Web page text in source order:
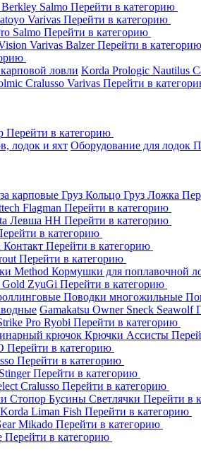
Berkley Salmo Перейти в категорию
Varivas Перейти в категорию
Salmo Перейти в категорию
Varivas BalzerПерейти в категорию
ловли Korda Prologic Nautilus
Cralusso Varivas Перейти в
Перейти в категорию
лодок и яхт Оборудование для лодок
карповые Груз Кольцо Груз Ложка
Flagman Перейти в категорию
Левша НН Перейти в категорию
в категорию
Контакт Перейти в категорию
Перейти в категорию
Method Кормушки для поплавочной
Gold ZyuGi Перейти в категорию
Поводки многожильные
Gamakatsu Owner Sneck Seawolf
Pro Ryobi Перейти в категорию
крючок Крючки Ассисты
Перейти в категорию
Перейти в категорию
StingerПерейти в категорию
Cralusso Перейти в категорию
Стопор Бусины Светлячки Перейти в
Korda Liman Fish Перейти в категорию
Mikado Перейти в категорию
Перейти в категорию